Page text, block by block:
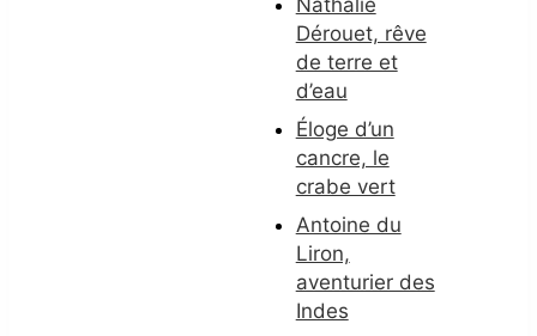
Nathalie
Dérouet, rêve
de terre et
d’eau
Éloge d’un
cancre, le
crabe vert
Antoine du
Liron,
aventurier des
Indes